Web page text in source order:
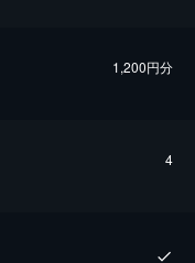
1,200円分
4